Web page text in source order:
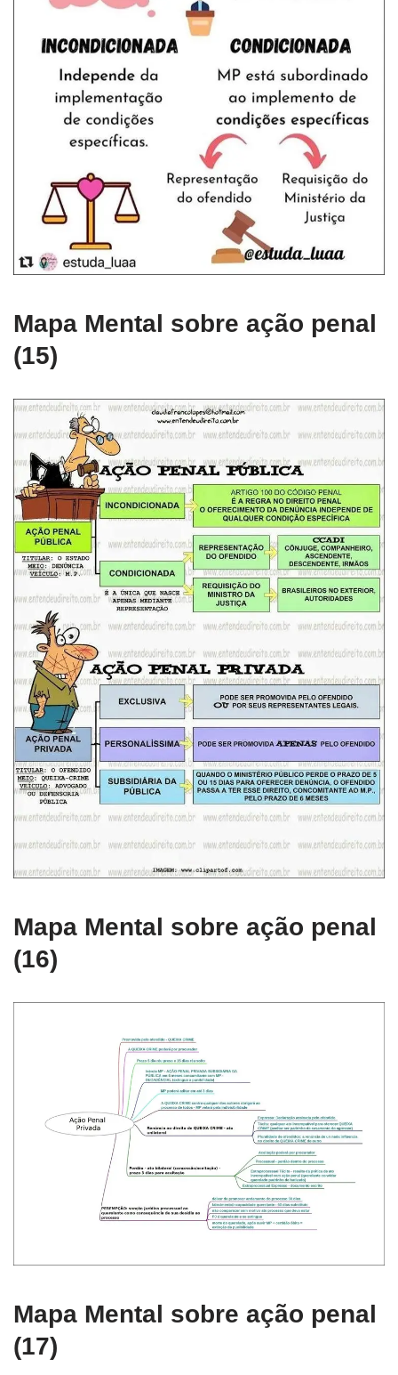
Mapa Mental sobre ação penal
(15)
Mapa Mental sobre ação penal
(16)
Mapa Mental sobre ação penal
(17)